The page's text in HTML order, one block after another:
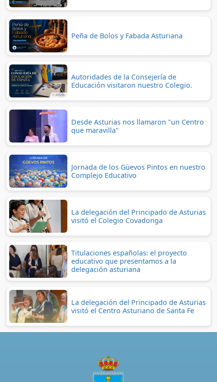
Peña de Bolos y Fabada Asturiana
Autoridades de la Consejería de
Educación visitaron nuestro Colegio.
Desde Asturias nos llamaron "un Centro
que maravilla"
Jornada de los Güevos Pintos en nuestro
Complejo Educativo
La delegación del Principado de Asturias
visitó el Colegio Covadonga
Titulaciones españolas: el proyecto
educativo que presentamos a la
delegación asturiana
La delegación del Principado de Asturias
visitó el Centro Asturiano de Santa Fe